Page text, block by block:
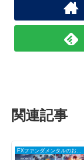
関連記事
FXファンダメンタルのお話し